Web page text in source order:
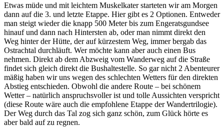
Etwas müde und mit leichtem Muskelkater starteten wir am Morgen
dann auf die 3. und letzte Etappe. Hier gibt es 2 Optionen. Entweder
man steigt wieder die knapp 500 Meter bis zum Engeratsgundsee
hinauf und dann nach Hintersten ab, oder man nimmt direkt den
Weg hinter der Hütte, der auf kürzestem Weg, immer bergab das
Ostrachtal durchläuft. Wer möchte kann aber auch einen Bus
nehmen. Direkt ab dem Abzweig vom Wanderweg auf die Straße
findet sich gleich direkt die Bushaltestelle. So gar nicht 2 Abenteurer
mäßig haben wir uns wegen des schlechten Wetters für den direkten
Abstieg entschieden. Obwohl die andere Route – bei schönem
Wetter – natürlich anspruchsvoller ist und tolle Aussichten verspricht
(diese Route wäre auch die empfohlene Etappe der Wandertrilogie).
Der Weg durch das Tal zog sich ganz schön, zum Glück hörte es
aber bald auf zu regnen.